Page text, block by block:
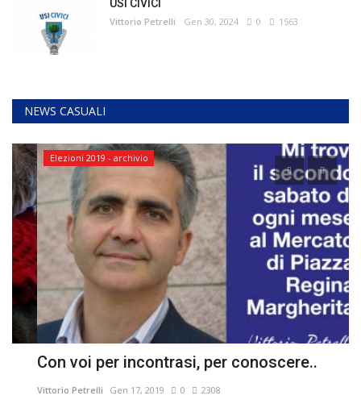
USI CIVICI
Vittorio Petrelli Gen 30, 2024 0 1563
NEWS CASUALI
Elezioni 2019 - archivio
Con voi per incontrasi, per conoscere..
Vittorio Petrelli Gen 17, 2019 0 2308